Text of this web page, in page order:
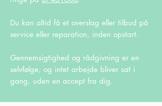
Du kan altid få et overslag eller tilbud på
service eller reparation, inden opstart.
Gennemsigtighed og rådgivning er en
selvfølge, og intet arbejde bliver sat i
gang, uden en accept fra dig.